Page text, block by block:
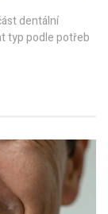
dentální
typ podle potřeb